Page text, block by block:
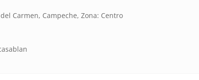
Carmen, Campeche, Zona: Centro